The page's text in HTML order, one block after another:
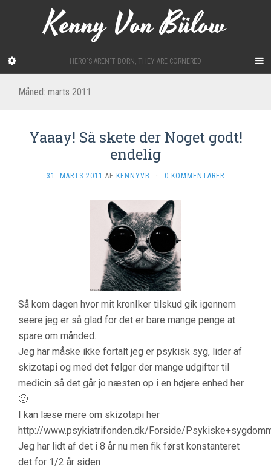
Kenny Von Bülow
HERO'S AREN'T BORN, THEY ARE CORNERED
Måned: marts 2011
Yaaay! Så skete der Noget godt!
endelig
31. MARTS 2011 AF KENNYVB · 0 KOMMENTARER
Så kom dagen hvor mit kronIker tilskud gik igennem
seere jeg er så glad for det er bare mange penge at
spare om månded.
Jeg har måske ikke fortalt jeg er psykisk syg, lider af
skizotapi og med det følger der mange udgifter til
medicin så det går jo næsten op i en højere enhed her
🙂
I kan læse mere om skizotapi her
http://www.psykiatrifonden.dk/Forside/
Jeg har lidt af det i 8 år nu men fik først konstanteret
det for 1/2 år siden